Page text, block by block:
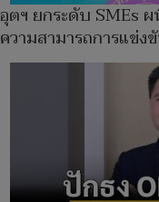
อุตฯ ยกระดับ SMEs ผ
ความสามารถการแข่ง